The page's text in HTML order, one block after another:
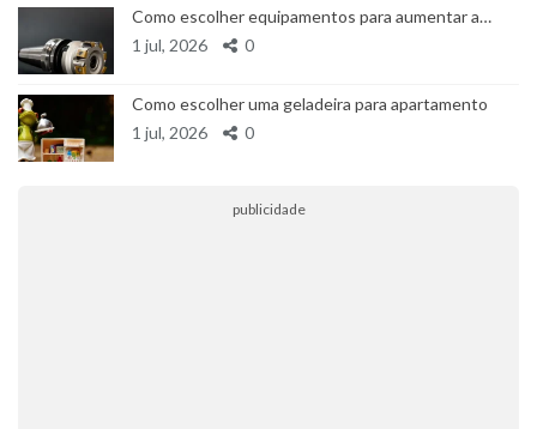
Como escolher equipamentos para aumentar a…
1 jul, 2026
0
Como escolher uma geladeira para apartamento
1 jul, 2026
0
publicidade